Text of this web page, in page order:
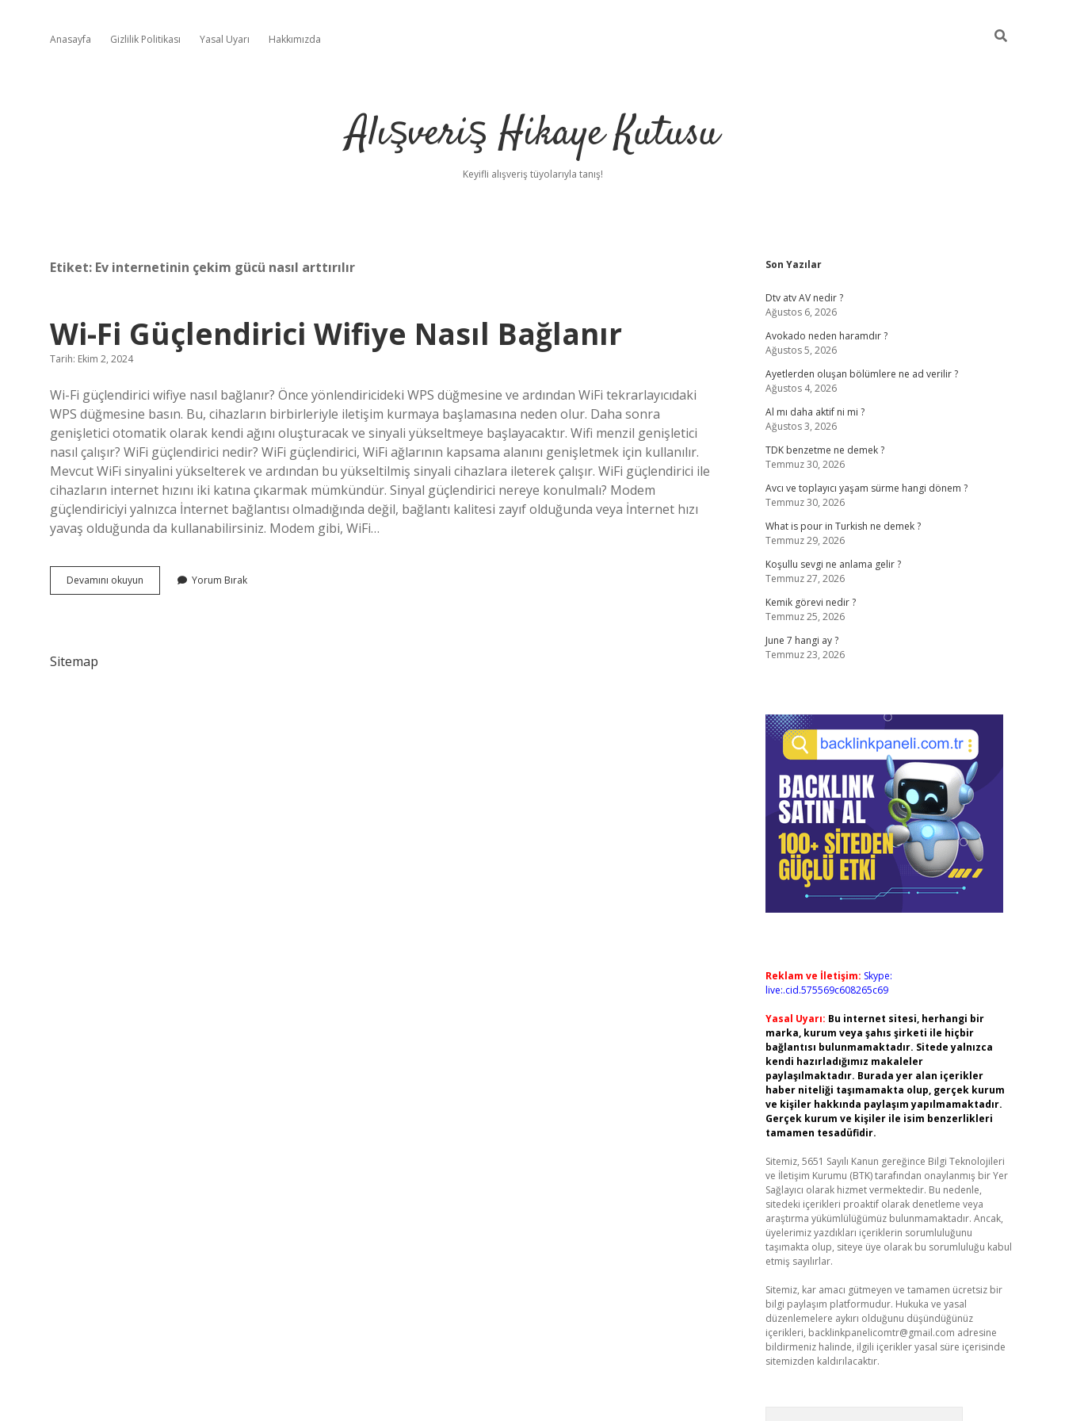
Anasayfa Gizlilik Politikası Yasal Uyarı Hakkımızda
Alışveriş Hikaye Kutusu
Keyifli alışveriş tüyolarıyla tanış!
Etiket: Ev internetinin çekim gücü nasıl arttırılır
Wi-Fi Güçlendirici Wifiye Nasıl Bağlanır
Tarih: Ekim 2, 2024
Wi-Fi güçlendirici wifiye nasıl bağlanır? Önce yönlendiricideki WPS düğmesine ve ardından WiFi tekrarlayıcıdaki
WPS düğmesine basın. Bu, cihazların birbirleriyle iletişim kurmaya başlamasına neden olur. Daha sonra
genişletici otomatik olarak kendi ağını oluşturacak ve sinyali yükseltmeye başlayacaktır. Wifi menzil genişletici
nasıl çalışır? WiFi güçlendirici nedir? WiFi güçlendirici, WiFi ağlarının kapsama alanını genişletmek için kullanılır.
Mevcut WiFi sinyalini yükselterek ve ardından bu yükseltilmiş sinyali cihazlara ileterek çalışır. WiFi güçlendirici ile
cihazların internet hızını iki katına çıkarmak mümkündür. Sinyal güçlendirici nereye konulmalı? Modem
güçlendiriciyi yalnızca İnternet bağlantısı olmadığında değil, bağlantı kalitesi zayıf olduğunda veya İnternet hızı
yavaş olduğunda da kullanabilirsiniz. Modem gibi, WiFi…
Devamını okuyun
Fi
Yorum Bırak
Sitemap
Sidebar
Son Yazılar
Dtv atv AV nedir ?
Ağustos 6, 2026
Avokado neden haramdır ?
Ağustos 5, 2026
Ayetlerden oluşan bölümlere ne ad verilir ?
Ağustos 4, 2026
Al mı daha aktif ni mi ?
Ağustos 3, 2026
TDK benzetme ne demek ?
Temmuz 30, 2026
Avcı ve toplayıcı yaşam sürme hangi dönem ?
Temmuz 30, 2026
What is pour in Turkish ne demek ?
Temmuz 29, 2026
Koşullu sevgi ne anlama gelir ?
Temmuz 27, 2026
Kemik görevi nedir ?
Temmuz 25, 2026
June 7 hangi ay ?
Temmuz 23, 2026
Reklam ve İletişim: Skype:
live:.cid.575569c608265c69
Yasal Uyarı: Bu internet sitesi, herhangi bir
marka, kurum veya şahıs şirketi ile hiçbir
bağlantısı bulunmamaktadır. Sitede yalnızca
kendi hazırladığımız makaleler
paylaşılmaktadır. Burada yer alan içerikler
haber niteliği taşımamakta olup, gerçek kurum
ve kişiler hakkında paylaşım yapılmamaktadır.
Gerçek kurum ve kişiler ile isim benzerlikleri
tamamen tesadüfidir.
Sitemiz, 5651 Sayılı Kanun gereğince Bilgi Teknolojileri
ve İletişim Kurumu (BTK) tarafından onaylanmış bir Yer
Sağlayıcı olarak hizmet vermektedir. Bu nedenle,
sitedeki içerikleri proaktif olarak denetleme veya
araştırma yükümlülüğümüz bulunmamaktadır. Ancak,
üyelerimiz yazdıkları içeriklerin sorumluluğunu
taşımakta olup, siteye üye olarak bu sorumluluğu kabul
etmiş sayılırlar.
Sitemiz, kar amacı gütmeyen ve tamamen ücretsiz bir
bilgi paylaşım platformudur. Hukuka ve yasal
düzenlemelere aykırı olduğunu düşündüğünüz
içerikleri, backlinkpanelicomtr@gmail.com adresine
bildirmeniz halinde, ilgili içerikler yasal süre içerisinde
sitemizden kaldırılacaktır.